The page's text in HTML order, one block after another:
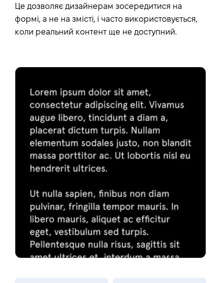
Це дозволяє дизайнерам зосередитися на
формі, а не на змісті, і часто використовується,
коли реальний контент ще не доступний.